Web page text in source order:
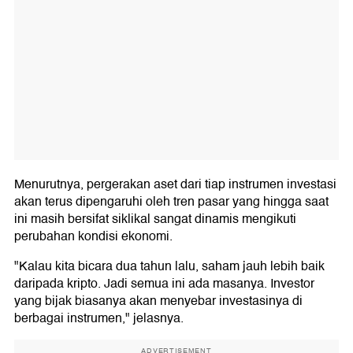
Menurutnya, pergerakan aset dari tiap instrumen investasi
akan terus dipengaruhi oleh tren pasar yang hingga saat
ini masih bersifat siklikal sangat dinamis mengikuti
perubahan kondisi ekonomi.
"Kalau kita bicara dua tahun lalu, saham jauh lebih baik
daripada kripto. Jadi semua ini ada masanya. Investor
yang bijak biasanya akan menyebar investasinya di
berbagai instrumen," jelasnya.